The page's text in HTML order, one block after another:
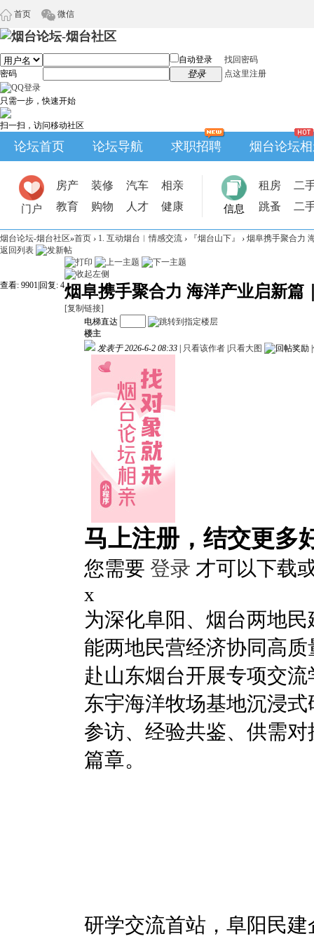
首页 微信
自动登录
找回密码
密码
登录 点这里注册
只需一步，快速开始
扫一扫，访问移动社区
论坛首页 论坛导航 求职招聘 烟台论坛
门户
房产 装修 汽车
相亲
教育
购物 人才 健康 信息
租房
二
跳蚤
二
烟台论坛-烟台社区»首页 › 1. 互动烟台︱情感交流 › 『烟台山下』 › 烟阜携手聚合力
返回列表
查看: 9901 回复: 4烟阜携手聚合力 海洋产业启新篇
[复制链接]
电梯直达
楼主
发表于 2026-6-2 08:33
只看该作者 只看大图
马上注册，结交更多
您需要 登录 才可以下载
x
为深化阜阳、烟台两地
能两地民营经济协同高
赴山东烟台开展专项交
东宇海洋牧场基地沉浸
参访、经验共鉴、供需
篇章。
研学交流首站，阜阳民